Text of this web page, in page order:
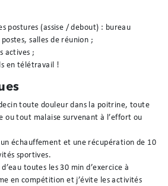
postures (assise / debout) : bureau
salles de réunion ;
actives ;
en télétravail !
toute douleur dans la poitrine, toute
ou tout malaise survenant à l’effort ou
échauffement et une récupération de 10
sportives.
toutes les 30 min d’exercice à
en compétition et j’évite les activités